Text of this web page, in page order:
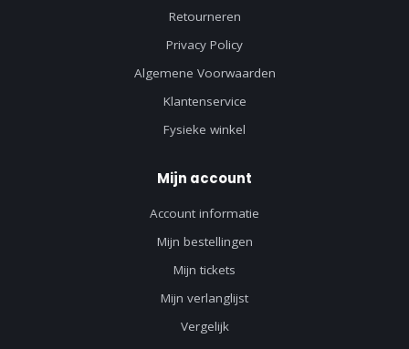
Retourneren
Privacy Policy
Algemene Voorwaarden
Klantenservice
Fysieke winkel
Mijn account
Account informatie
Mijn bestellingen
Mijn tickets
Mijn verlanglijst
Vergelijk